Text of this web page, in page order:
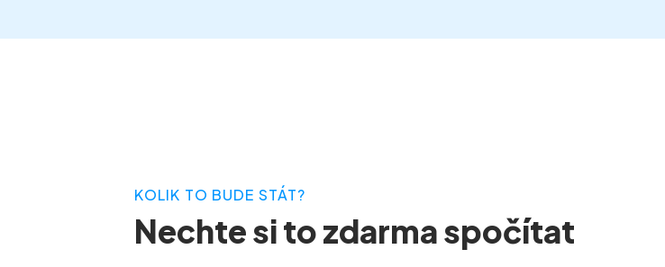
KOLIK TO BUDE STÁT?
Nechte si to zdarma spočítat